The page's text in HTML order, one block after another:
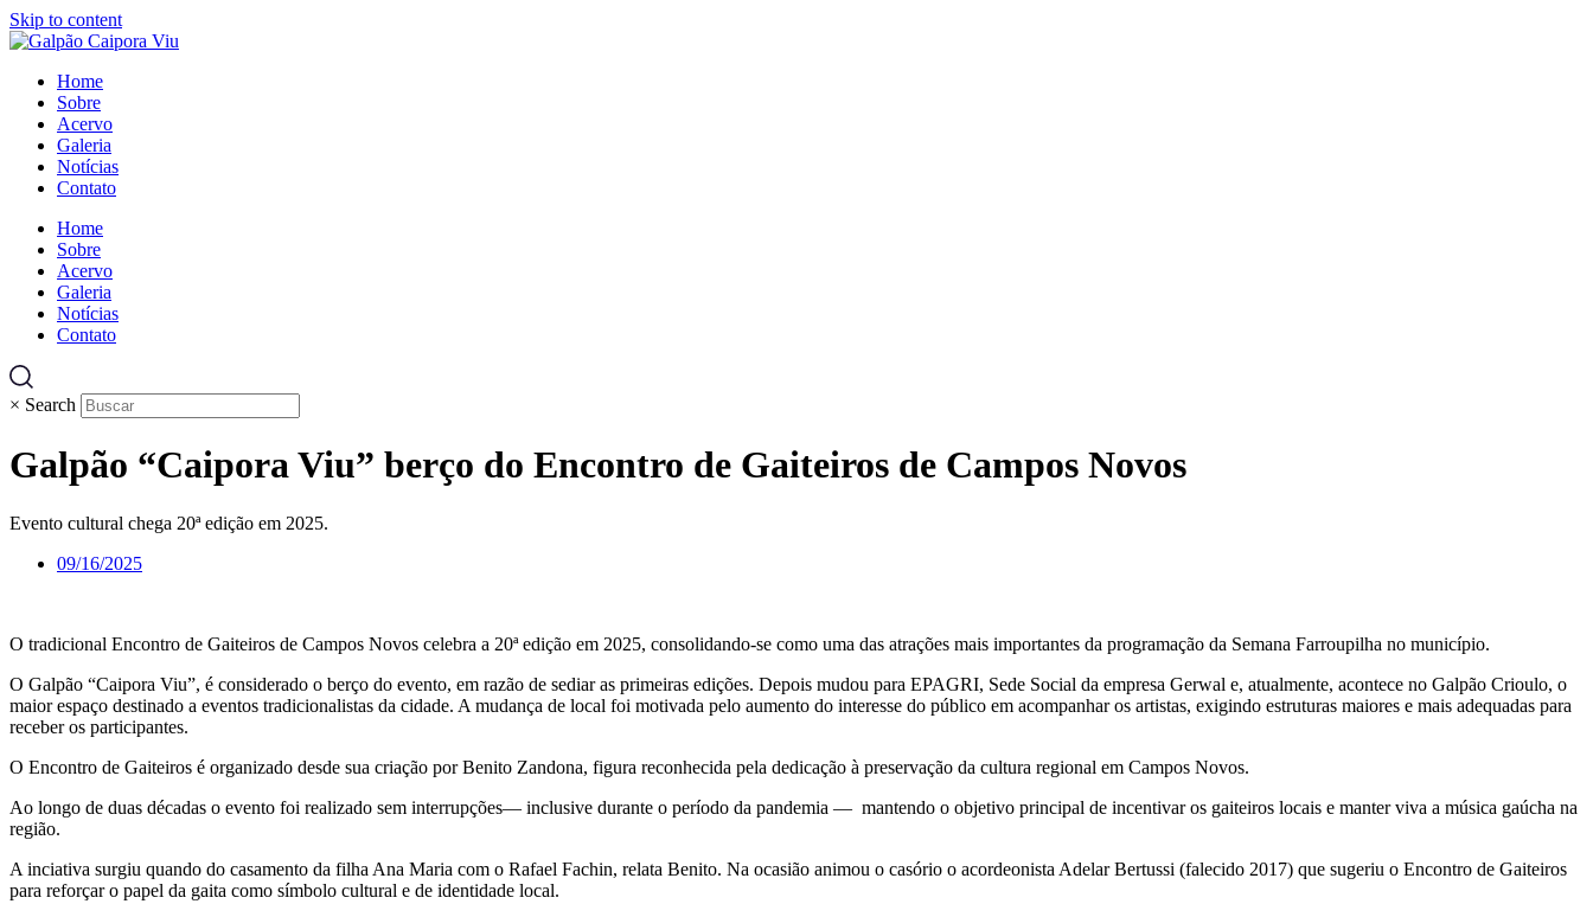
Skip to content
Home
Sobre
Acervo
Galeria
Notícias
Contato
Home
Sobre
Acervo
Galeria
Notícias
Contato
× Search
Galpão “Caipora Viu” berço do Encontro de Gaiteiros de Campos Novos
Evento cultural chega 20ª edição em 2025.
09/16/2025
O tradicional Encontro de Gaiteiros de Campos Novos celebra a 20ª edição em 2025, consolidando-se como uma das atrações mais importantes da programação da Semana Farroupilha no município.
O Galpão “Caipora Viu”, é considerado o berço do evento, em razão de sediar as primeiras edições. Depois mudou para EPAGRI, Sede Social da empresa Gerwal e, atualmente, acontece no Galpão Crioulo, o
maior espaço destinado a eventos tradicionalistas da cidade. A mudança de local foi motivada pelo aumento do interesse do público em acompanhar os artistas, exigindo estruturas maiores e mais adequadas para
receber os participantes.
O Encontro de Gaiteiros é organizado desde sua criação por Benito Zandona, figura reconhecida pela dedicação à preservação da cultura regional em Campos Novos.
Ao longo de duas décadas o evento foi realizado sem interrupções— inclusive durante o período da pandemia — mantendo o objetivo principal de incentivar os gaiteiros locais e manter viva a música gaúcha na
região.
A inciativa surgiu quando do casamento da filha Ana Maria com o Rafael Fachin, relata Benito. Na ocasião animou o casório o acordeonista Adelar Bertussi (falecido 2017) que sugeriu o Encontro de Gaiteiros
para reforçar o papel da gaita como símbolo cultural e de identidade local.